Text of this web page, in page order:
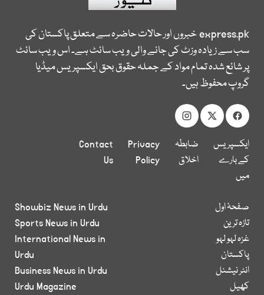
express.pkخبروں اور حالات حاضرہ سے متعلق پاکستان کی
سب سے زیادہ وزٹ کی جانے والی ویب سائٹ ہے۔ اس ویب سائٹ
پر شائع شدہ تمام مواد کے جملہ حقوق بحق ایکسپریس میڈیا
گروپ محفوظ ہیں۔
ایکسپریس
کے بارے
میں
ضابطہ
اخلاق
Privacy
Policy
Contact
Us
صفحۂ اول
تازہ ترین
غزہ لہو لہو
پاکستان
انٹر نیشنل
کھیل
Showbiz News in Urdu
Sports News in Urdu
International News in
Urdu
Business News in Urdu
Urdu Magazine